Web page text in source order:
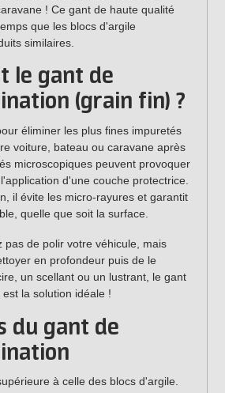
! Ce gant de haute qualité
que les blocs d'argile
similaires.
le gant de
(grain fin) ?
éliminer les plus fines impuretés
voiture, bateau ou caravane après
microscopiques peuvent provoquer
d'une couche protectrice.
il évite les micro-rayures et garantit
quelle que soit la surface.
pas de polir votre véhicule, mais
en profondeur puis de le
un scellant ou un lustrant, le gant
la solution idéale !
du gant de
à celle des blocs d'argile.